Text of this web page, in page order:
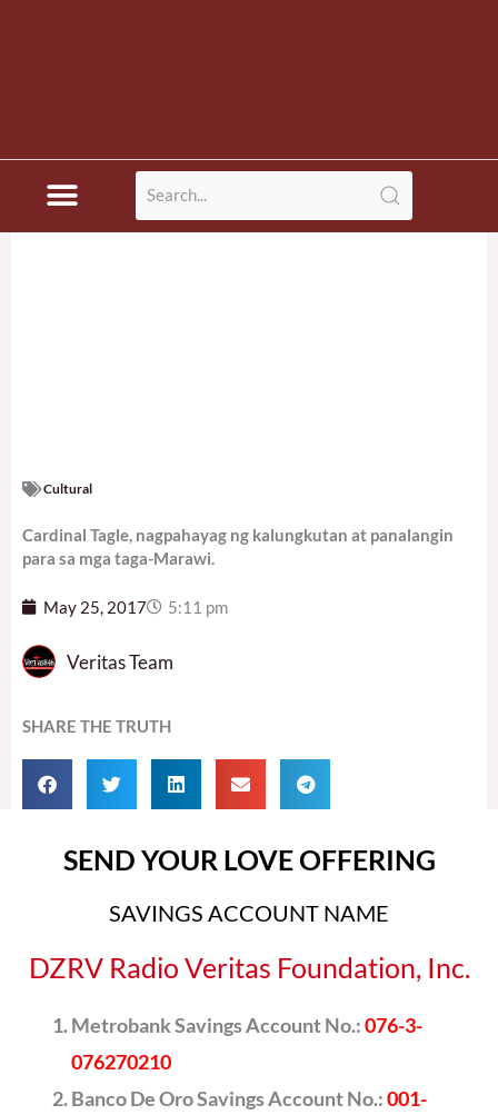
Cultural
Cardinal Tagle, nagpahayag ng kalungkutan at panalangin
para sa mga taga-Marawi.
May 25, 2017 5:11 pm
Veritas Team
SHARE THE TRUTH
SEND YOUR LOVE OFFERING
SAVINGS ACCOUNT NAME
DZRV Radio Veritas Foundation, Inc.
Metrobank Savings Account No.:076-3-
076270210
Banco De Oro Savings Account No.:001-